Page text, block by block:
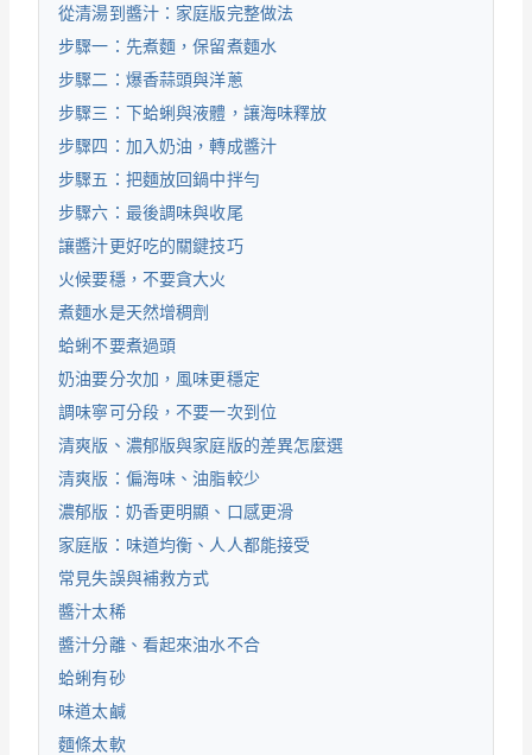
從清湯到醬汁：家庭版完整做法
步驟一：先煮麵，保留煮麵水
步驟二：爆香蒜頭與洋蔥
步驟三：下蛤蜊與液體，讓海味釋放
步驟四：加入奶油，轉成醬汁
步驟五：把麵放回鍋中拌勻
步驟六：最後調味與收尾
讓醬汁更好吃的關鍵技巧
火候要穩，不要貪大火
煮麵水是天然增稠劑
蛤蜊不要煮過頭
奶油要分次加，風味更穩定
調味寧可分段，不要一次到位
清爽版、濃郁版與家庭版的差異怎麼選
清爽版：偏海味、油脂較少
濃郁版：奶香更明顯、口感更滑
家庭版：味道均衡、人人都能接受
常見失誤與補救方式
醬汁太稀
醬汁分離、看起來油水不合
蛤蜊有砂
味道太鹹
麵條太軟